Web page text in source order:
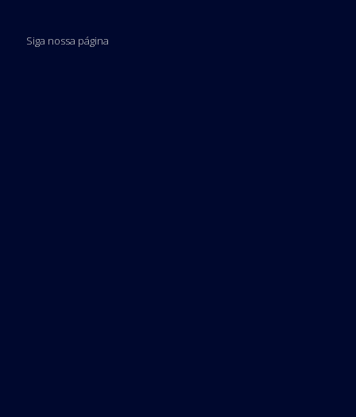
Siga nossa página